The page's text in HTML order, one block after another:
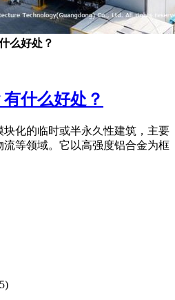
么好处？
什么好处？
化的临时或半永久性建筑，主要
等领域。它以高强度铝合金为框